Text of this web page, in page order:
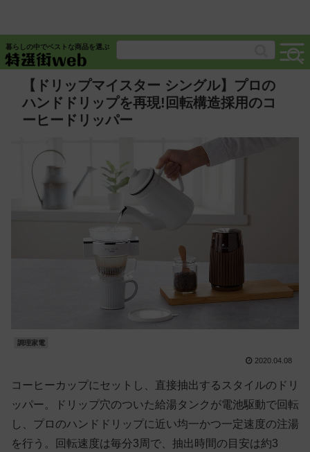
暮らしの中でベストな商品を選ぶ
【ドリップマイスター シングル】プロの
ハンドドリップを再現!回転構造採用のコ
ーヒードリッパー
調理家電
2020.04.08
コーヒーカップにセットし、直接抽出するスタイルのドリ
ッパー。ドリップ穴のついた給湯タンクが電池駆動で回転
し、プロのハンドドリップに近い均一かつ一定速度の注湯
を行う。回転速度は毎分3周で、抽出時間の目安は約3